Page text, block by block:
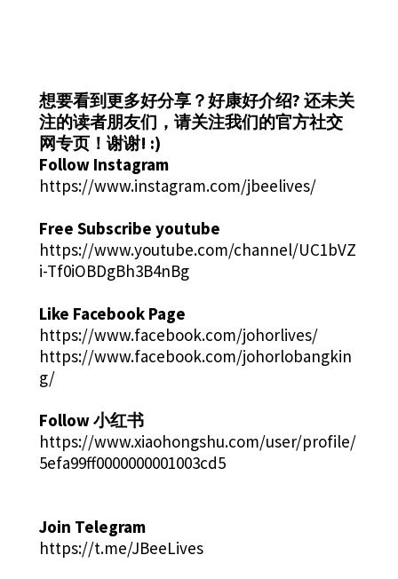
想要看到更多好分享？好康好介绍? 还未关
注的读者朋友们，请关注我们的官方社交
网专页！谢谢! :)
Follow Instagram
https://www.instagram.com/jbeelives/
Free Subscribe youtube
https://www.youtube.com/channel/UC1bVZ
i-Tf0iOBDgBh3B4nBg
Like Facebook Page
https://www.facebook.com/johorlives/
https://www.facebook.com/johorlobangkin
g/
Follow 小红书
https://www.xiaohongshu.com/user/profile/
5efa99ff0000000001003cd5
Join Telegram
https://t.me/JBeeLives